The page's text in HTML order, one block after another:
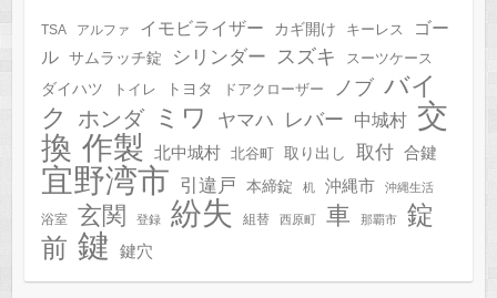
TSA アルファ イモビライザー カギ開け キーレス
ゴー
ル サムラッチ錠 シリンダー スズキ
スーツケース
ダイハツ
トイレ トヨタ ドアクローザー ノブ バイ
ク
ホンダ ミワ ヤマハ レバー 中城村 交
換 作製 北中城村 北谷町 取り出し 取付 合鍵
宜野湾市 引違戸 本締錠 机 沖縄市 沖縄生活
浴室 玄関 登録 紛失 組替 西原町 車 那覇市
錠
前 鍵 鍵穴